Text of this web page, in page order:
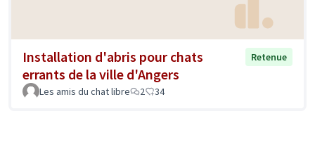
Installation d'abris pour chats
errants de la ville d'Angers
Retenue
Les amis du chat libre 2 34